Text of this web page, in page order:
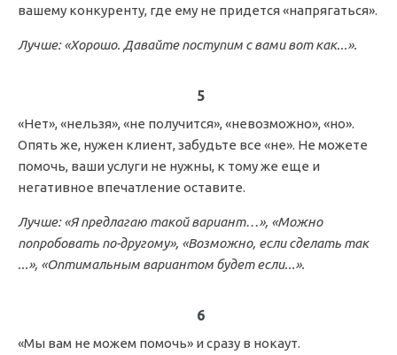
вашему конкуренту, где ему не придется «напрягаться».
Лучше: «Хорошо. Давайте поступим с вами вот как...».
5
«Нет», «нельзя», «не получится», «невозможно», «но».
Опять же, нужен клиент, забудьте все «не». Не можете
помочь, ваши услуги не нужны, к тому же еще и
негативное впечатление оставите.
Лучше: «Я предлагаю такой вариант…», «Можно
попробовать по-другому», «Возможно, если сделать так
...», «Оптимальным вариантом будет если...».
6
«Мы вам не можем помочь» и сразу в нокаут.